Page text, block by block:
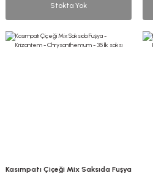
Stokta Yok
Kasımpatı Çiçeği Mix Saksıda Fuşya